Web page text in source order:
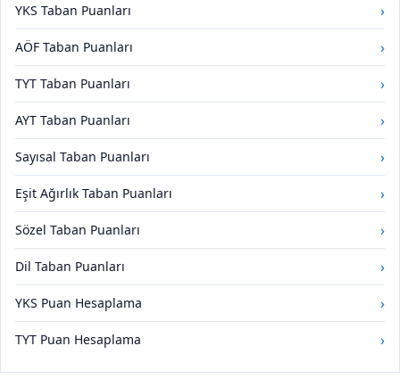
YKS Taban Puanları ›
AÖF Taban Puanları ›
TYT Taban Puanları ›
AYT Taban Puanları ›
Sayısal Taban Puanları ›
Eşit Ağırlık Taban Puanları ›
Sözel Taban Puanları ›
Dil Taban Puanları ›
YKS Puan Hesaplama ›
TYT Puan Hesaplama ›